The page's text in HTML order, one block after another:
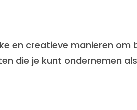
en creatieve manieren om
die je kunt ondernemen